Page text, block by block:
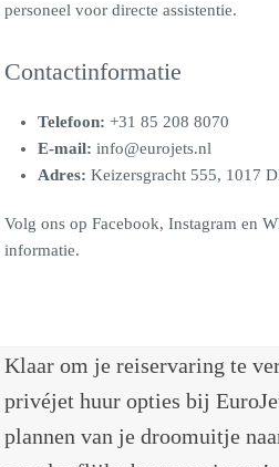
personeel voor directe assistentie.
Contactinformatie
Telefoon: +31 85 208 8070
E-mail: info@eurojets.nl
Adres: Keizersgracht 555, 1017
Volg ons op Facebook, Instagram en
informatie.
Klaar om je reiservaring te
privéjet huur opties bij
plannen van je droomuitje